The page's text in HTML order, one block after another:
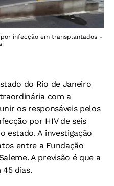
infecção em transplantados -
do Rio de Janeiro
com a
os responsáveis pelos
por HIV de seis
estado. A investigação
entre a Fundação
A previsão é que a
dias.